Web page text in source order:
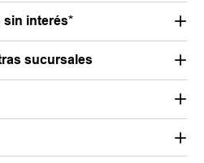
sin interés*
sucursales